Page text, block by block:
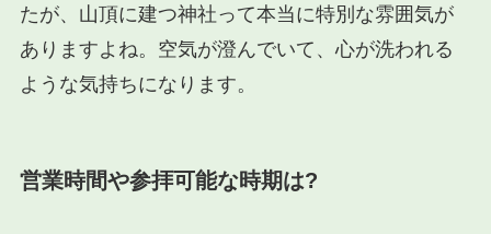
たが、山頂に建つ神社って本当に特別な雰囲気が
ありますよね。空気が澄んでいて、心が洗われる
ような気持ちになります。
営業時間や参拝可能な時期は?